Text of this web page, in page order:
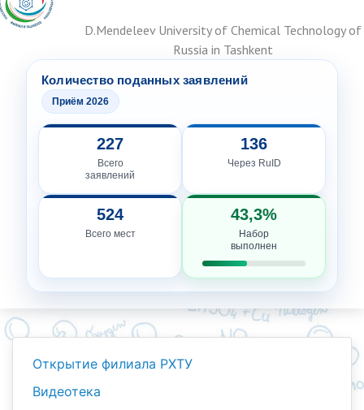
D.Mendeleev University of Chemical Technology of
Russia in Tashkent
Количество поданных заявлений
Приём 2026
227
Всего
заявлений
136
Через RuID
524
Всего мест
43,3%
Набор
выполнен
Открытие филиала РХТУ
Видеотека